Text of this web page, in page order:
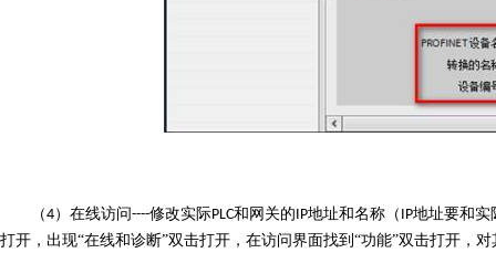
（4）在线访问----修改实际PLC和网关的IP地址和名称（ IP地址要和实
打开，出现“在线和诊断”双击打开，在访问界面找到“功能”双击打开，对